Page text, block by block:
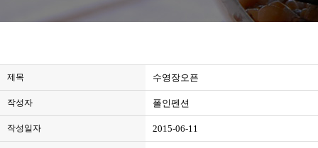
제목 수영장오픈
작성자 폴인펜션
작성일자 2015-06-11